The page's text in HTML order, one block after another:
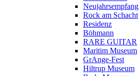
Neujahrsempfang
Rock am Schacht
Residenz
Böhmann
RARE GUITAR
Maritim Museum
GrAnge-Fest
Hiltrup Museum